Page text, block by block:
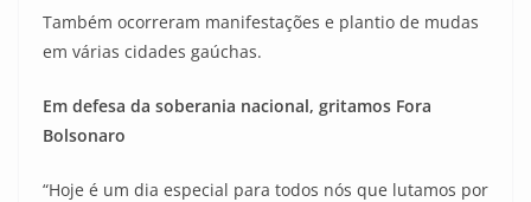
Também ocorreram manifestações e plantio de mudas
em várias cidades gaúchas.
Em defesa da soberania nacional, gritamos Fora
Bolsonaro
“Hoje é um dia especial para todos nós que lutamos por